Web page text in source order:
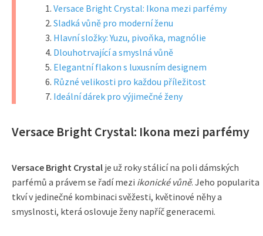
Versace Bright Crystal: Ikona mezi parfémy
Sladká vůně pro moderní ženu
Hlavní složky: Yuzu, pivoňka, magnólie
Dlouhotrvající a smyslná vůně
Elegantní flakon s luxusním designem
Různé velikosti pro každou příležitost
Ideální dárek pro výjimečné ženy
Versace Bright Crystal: Ikona mezi parfémy
Versace Bright Crystal je už roky stálicí na poli dámských
parfémů a právem se řadí mezi ikonické vůně. Jeho popularita
tkví v jedinečné kombinaci svěžesti, květinové něhy a
smyslnosti, která oslovuje ženy napříč generacemi.